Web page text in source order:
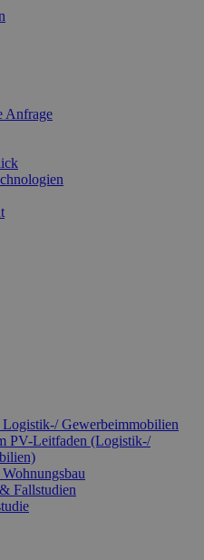
Anfrage
Gewerbeimmobilien
PV-Leitfaden (Logistik-/
Fallstudien